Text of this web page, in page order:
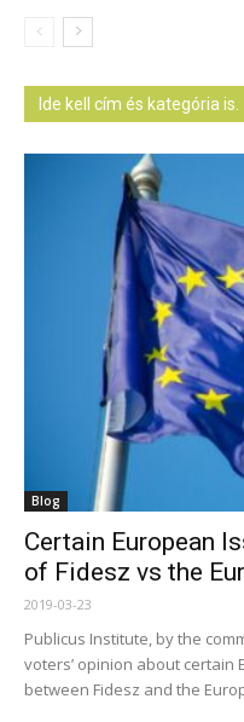
Ide kell cím és kategória is.
Blog
Certain European
of Fidesz vs the
2019-03-23
Publicus Institute, by the
voters’ opinion about
between Fidesz and the